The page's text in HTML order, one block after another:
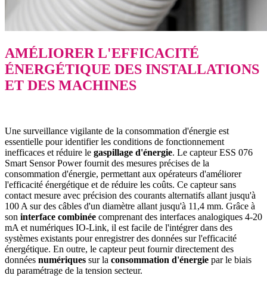
AMÉLIORER L'EFFICACITÉ
ÉNERGÉTIQUE DES INSTALLATIONS
ET DES MACHINES
Une surveillance vigilante de la consommation d'énergie est
essentielle pour identifier les conditions de fonctionnement
inefficaces et réduire le gaspillage d'énergie. Le capteur ESS 076
Smart Sensor Power fournit des mesures précises de la
consommation d'énergie, permettant aux opérateurs d'améliorer
l'efficacité énergétique et de réduire les coûts. Ce capteur sans
contact mesure avec précision des courants alternatifs allant jusqu'à
100 A sur des câbles d'un diamètre allant jusqu'à 11,4 mm. Grâce à
son interface combinée comprenant des interfaces analogiques 4-20
mA et numériques IO-Link, il est facile de l'intégrer dans des
systèmes existants pour enregistrer des données sur l'efficacité
énergétique. En outre, le capteur peut fournir directement des
données numériques sur la consommation d'énergie par le biais
du paramétrage de la tension secteur.